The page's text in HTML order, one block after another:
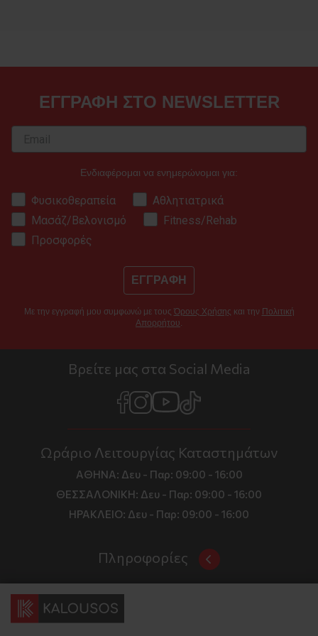
ΕΓΓΡΑΦΗ ΣΤΟ NEWSLETTER
Ενδιαφέρομαι να ενημερώνομαι για:
Φυσικοθεραπεία
Αθλητιατρικά
Μασάζ/Βελονισμό
Fitness/Rehab
Προσφορές
ΕΓΓΡΑΦΗ
Με την εγγραφή μου συμφωνώ με τους Όρους Χρήσης και την Πολιτική
Απορρήτου.
Βρείτε μας στα Social Media
Ωράριο Λειτουργίας Καταστημάτων
ΑΘΗΝΑ: Δευ - Παρ: 09:00 - 16:00
ΘΕΣΣΑΛΟΝΙΚΗ: Δευ - Παρ: 09:00 - 16:00
ΗΡΑΚΛΕΙΟ: Δευ - Παρ: 09:00 - 16:00
Πληροφορίες
Όροι και Προϋποθέσεις
Τιμές, Τρόποι Αποστολής και Πληρωμής
Πολιτική Απορρήτου
Επικοινωνία
Διεύθυνση